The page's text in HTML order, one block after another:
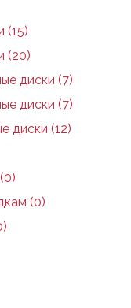
(15)
(20)
диски (7)
диски (7)
диски (12)
(0)